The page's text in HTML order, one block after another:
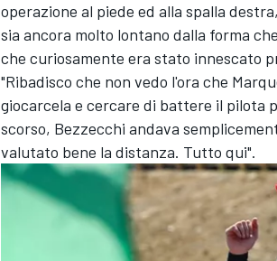
RALLY
operazione al piede ed alla spalla
sia ancora molto lontano dalla forma
che curiosamente era stato innescato
"Ribadisco che non vedo l'ora che
giocarcela e cercare di battere il pilota
scorso, Bezzecchi andava
valutato bene la distanza. Tutto qui".